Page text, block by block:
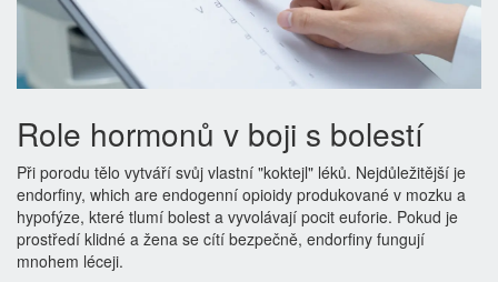
Role hormonů v boji s bolestí
Při porodu tělo vytváří svůj vlastní "koktejl" léků. Nejdůležitější je
endorfiny, which are endogenní opioidy produkované v mozku a
hypofýze, které tlumí bolest a vyvolávají pocit euforie. Pokud je
prostředí klidné a žena se cítí bezpečně, endorfiny fungují
mnohem léceji.